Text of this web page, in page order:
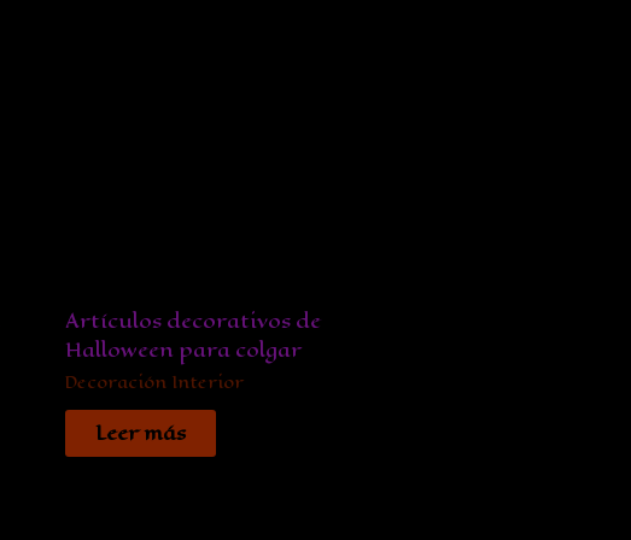
Artículos decorativos de
Halloween para colgar
Decoración Interior
Leer más